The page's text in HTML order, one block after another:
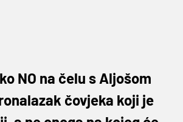
NO na čelu s Aljošom
čovjeka koji je